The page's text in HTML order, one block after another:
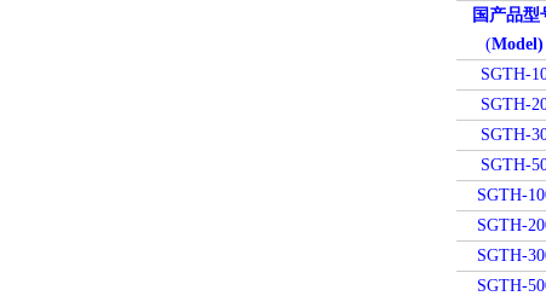
国产品型
(Model)
SGTH-
SGTH-
SGTH-
SGTH-
SGTH-
SGTH-
SGTH-
SGTH-